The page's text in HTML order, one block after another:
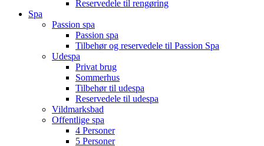
Reservedele til rengøring
Spa
Passion spa
Passion spa
Tilbehør og reservedele til Passion Spa
Udespa
Privat brug
Sommerhus
Tilbehør til udespa
Reservedele til udespa
Vildmarksbad
Offentlige spa
4 Personer
5 Personer